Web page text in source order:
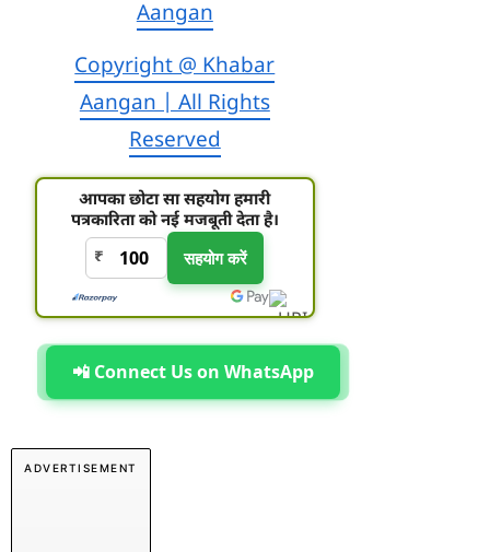
Aangan
Copyright @ Khabar
Aangan | All Rights
Reserved
आपका छोटा सा सहयोग हमारी
पत्रकारिता को नई मजबूती देता है।
₹
सहयोग करें
📲 Connect Us on WhatsApp
ADVERTISEMENT